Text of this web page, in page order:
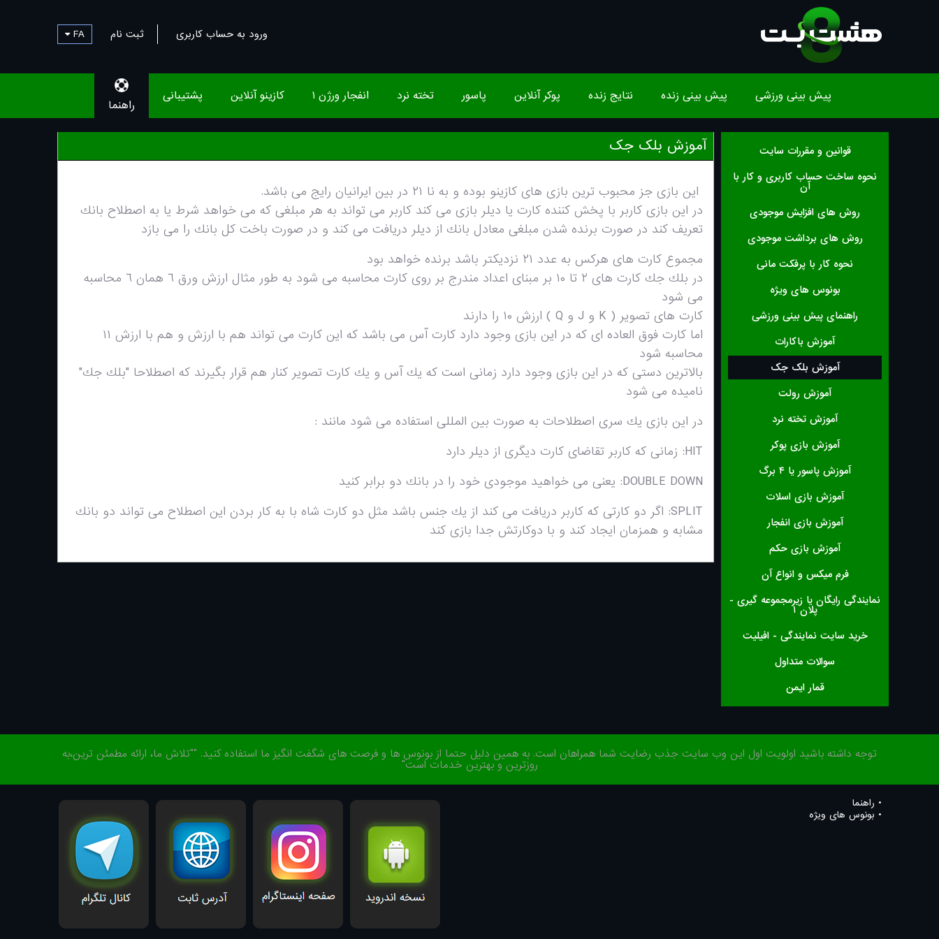
ورود به حساب کاربری ثبت نام FA
پیش بینی ورزشی پیش بینی زنده نتایج زنده پوکر آنلاین پاسور تخته نرد انفجار ورژن ۱ کازینو آنلاین پشتیبانی
راهنما
قوانین و مقررات سایت
نحوه ساخت حساب کاربری و کار با
آن
روش های افزایش موجودی
روش های برداشت موجودی
نحوه کار با پرفکت مانی
بونوس های ویژه
راهنمای پیش بینی ورزشی
آموزش باکارات
آموزش بلک جک
آموزش رولت
آموزش تخته نرد
آموزش بازی پوکر
آموزش پاسور یا ۴ برگ
آموزش بازی اسلات
آموزش بازی انفجار
آموزش بازی حکم
فرم میکس و انواع آن
نمایندگی رایگان یا زیرمجموعه گیری -
پلان ۱
خرید سایت نمایندگی - افیلیت
سوالات متداول
قمار ایمن
آموزش بلک جک
اين بازى جز محبوب ترين بازى هاى كازينو بوده و به نا ٢١ در بين ايرانيان رايج مى باشد.
در اين بازى كاربر با پخش كننده كارت يا ديلر بازى مى كند كاربر مى تواند به هر مبلغى كه مى خواهد شرط يا به اصطلاح بانك
تعريف كند در صورت برنده شدن مبلغى معادل بانك از ديلر دريافت مى كند و در صورت باخت كل بانك را مى بازد
مجموع كارت هاى هركس به عدد ٢١ نزديكتر باشد برنده خواهد بود
در بلك جك كارت هاى ٢ تا ١٠ بر مبناى اعداد مندرج بر روى كارت محاسبه مى شود به طور مثال ارزش ورق ٦ همان ٦ محاسبه
مى شود
كارت هاى تصوير ( K و J و Q ) ارزش ١٠ را دارند
اما كارت فوق العاده اى كه در اين بازى وجود دارد كارت آس مى باشد كه اين كارت مى تواند هم با ارزش و هم با ارزش ١١
محاسبه شود
بالاترين دستى كه در اين بازى وجود دارد زمانى است كه يك آس و يك كارت تصوير كنار هم قرار بگيرند كه اصطلاحا "بلك جك"
ناميده مى شود
در اين بازى يك سرى اصطلاحات به صورت بين المللى استفاده مى شود مانند :
HIT: زمانى كه كاربر تقاضاى كارت ديگرى از ديلر دارد
DOUBLE DOWN: يعنى مى خواهيد موجودى خود را در بانك دو برابر كنيد
SPLIT: اگر دو كارتى كه كاربر دريافت مى كند از يك جنس باشد مثل دو كارت شاه با به كار بردن اين اصطلاح مى تواند دو بانك
مشابه و همزمان ايجاد كند و با دوكارتش جدا بازى كند
توجه داشته باشید اولویت اول این وب سایت جذب رضایت شما همراهان است. به همین دلیل حتما از بونوس ها و فرصت های شگفت انگیز ما استفاده کنید. ""تلاش ما، ارائه مطمئن ترین،به
روزترین و بهترین خدمات است"
راهنما
بونوس های ویژه